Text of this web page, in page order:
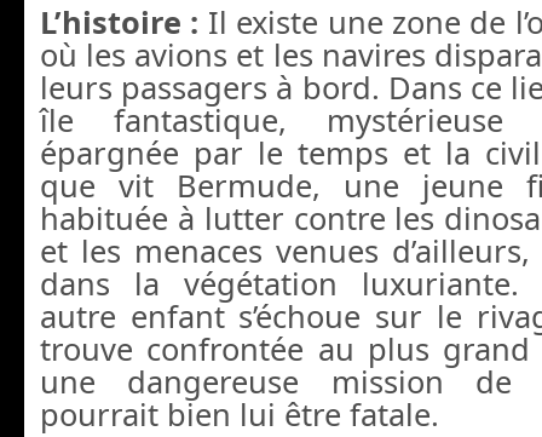
L’histoire : Il existe une zone de
où les avions et les navires
leurs passagers à bord. Dans ce
île fantastique, mystérieuse
épargnée par le temps et la
que vit Bermude, une jeune
habituée à lutter contre les
et les menaces venues
dans la végétation luxuriante.
autre enfant s’échoue sur le
trouve confrontée au plus
une dangereuse mission de
pourrait bien lui être fatale.